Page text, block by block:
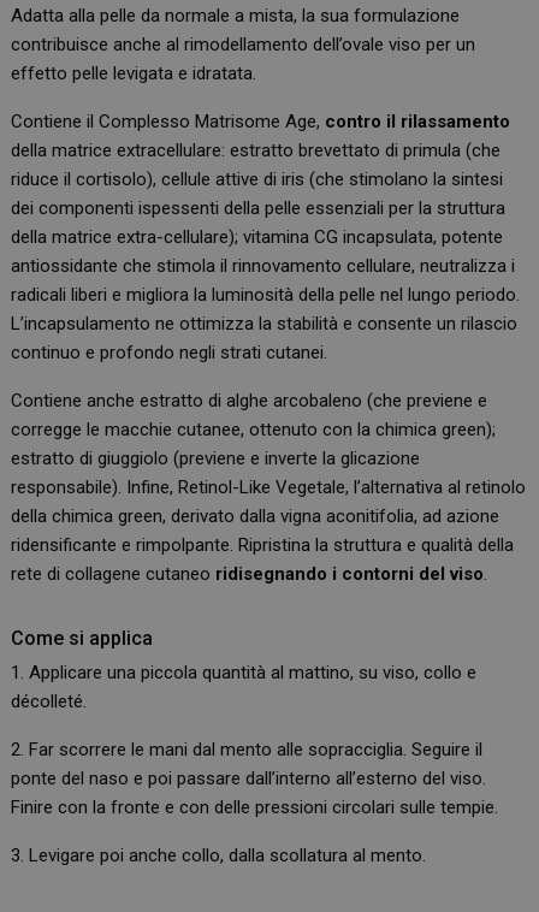
Adatta alla pelle da normale a mista, la sua formulazione
contribuisce anche al rimodellamento dell’ovale viso per un
effetto pelle levigata e idratata.
Contiene il Complesso Matrisome Age, contro il rilassamento
della matrice extracellulare: estratto brevettato di primula (che
riduce il cortisolo), cellule attive di iris (che stimolano la sintesi
dei componenti ispessenti della pelle essenziali per la struttura
della matrice extra-cellulare); vitamina CG incapsulata, potente
antiossidante che stimola il rinnovamento cellulare, neutralizza i
radicali liberi e migliora la luminosità della pelle nel lungo periodo.
L’incapsulamento ne ottimizza la stabilità e consente un rilascio
continuo e profondo negli strati cutanei.
Contiene anche estratto di alghe arcobaleno (che previene e
corregge le macchie cutanee, ottenuto con la chimica green);
estratto di giuggiolo (previene e inverte la glicazione
responsabile). Infine, Retinol-Like Vegetale, l’alternativa al retinolo
della chimica green, derivato dalla vigna aconitifolia, ad azione
ridensificante e rimpolpante. Ripristina la struttura e qualità della
rete di collagene cutaneo ridisegnando i contorni del viso.
Come si applica
1. Applicare una piccola quantità al mattino, su viso, collo e
décolleté.
2. Far scorrere le mani dal mento alle sopracciglia. Seguire il
ponte del naso e poi passare dall’interno all’esterno del viso.
Finire con la fronte e con delle pressioni circolari sulle tempie.
3. Levigare poi anche collo, dalla scollatura al mento.